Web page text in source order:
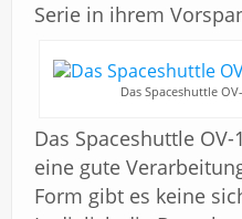
Serie in ihrem
Das Spaceshuttle
Das Spaceshuttle
eine gute
Form gibt es keine